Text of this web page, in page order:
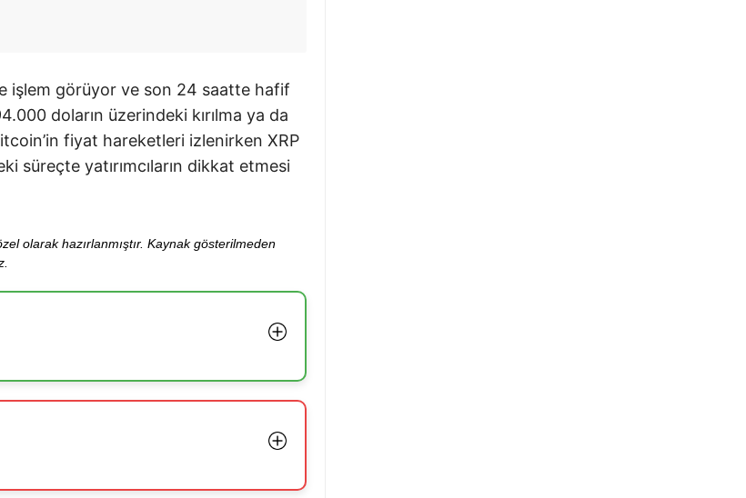
işlem görüyor ve son 24 saatte hafif
doların üzerindeki kırılma ya da
fiyat hareketleri izlenirken XRP
süreçte yatırımcıların dikkat etmesi
olarak hazırlanmıştır. Kaynak gösterilmeden